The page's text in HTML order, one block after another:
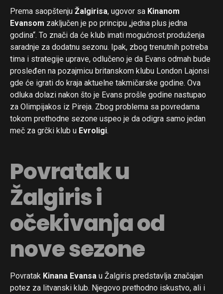
Prema saopštenju Žalgirisa, ugovor sa Kinanom
Evansom zaključen je po principu „jedna plus jedna
godina“. To znači da će klub imati mogućnost produženja
saradnje za dodatnu sezonu. Ipak, zbog trenutnih potreba
tima i strategije uprave, odlučeno je da Evans odmah bude
prosleđen na pozajmicu britanskom klubu London Lajonsi
gde će igrati do kraja aktuelne takmičarske godine. Ova
odluka dolazi nakon što je Evans prošle godine nastupao
za Olimpijakos iz Pireja. Zbog problema sa povredama
tokom prethodne sezone uspeo je da odigra samo jedan
meč za grčki klub u Evroligi.
Povratak u
Žalgiris i
očekivanja od
nove sezone
Povratak Kinana Evansa u Žalgiris predstavlja značajan
potez za litvanski klub. Njegovo prethodno iskustvo, ali i